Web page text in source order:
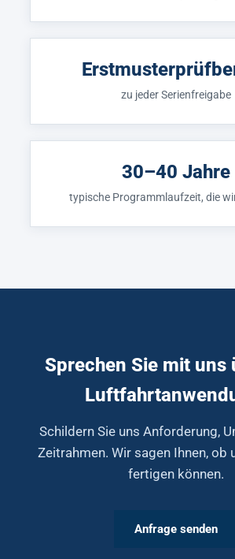
zu jeder Serienfreigabe
30–40 Jahre
typische Programmlaufzeit, die
Sprechen Sie mit uns
Schildern Sie uns Anforderung,
Zeitrahmen. Wir sagen Ihnen, ob
fertigen können.
Anfrage senden